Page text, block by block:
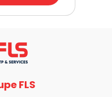
FLS